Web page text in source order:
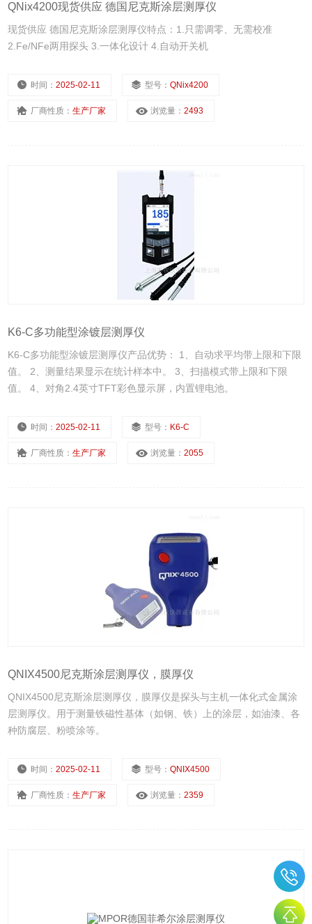
QNix4200现货供应 德国尼克斯涂层测厚仪
现货供应 德国尼克斯涂层测厚仪特点：1.只需调零、无需校准
2.Fe/NFe两用探头 3.一体化设计 4.自动开关机
时间：2025-02-11 型号：QNix4200
厂商性质：生产厂家 浏览量：2493
K6-C多功能型涂镀层测厚仪
K6-C多功能型涂镀层测厚仪产品优势： 1、自动求平均带上限和下限
值。 2、测量结果显示在统计样本中。 3、扫描模式带上限和下限
值。 4、对角2.4英寸TFT彩色显示屏，内置锂电池。
时间：2025-02-11 型号： K6-C
厂商性质：生产厂家 浏览量：2055
QNIX4500尼克斯涂层测厚仪，膜厚仪
QNIX4500尼克斯涂层测厚仪，膜厚仪是探头与主机一体化式金属涂
层测厚仪。用于测量铁磁性基体（如钢、铁）上的涂层，如油漆、各
种防腐层、粉喷涂等。
时间：2025-02-11 型号：QNIX4500
厂商性质：生产厂家 浏览量：2359